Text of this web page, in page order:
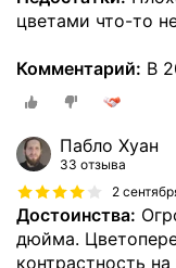
цветами что-то
Комментарий: В
Пабло Хуан
33 отзыва
2
Достоинства:
дюйма.
контрастность